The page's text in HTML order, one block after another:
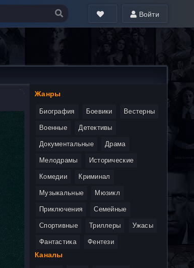
Войти
Жанры
Биография Боевики Вестерны
Военные Детективы
Документальные Драма
Мелодрамы Исторические
Комедии Криминал
Музыкальные Мюзикл
Приключения Семейные
Спортивные Триллеры Ужасы
Фантастика Фентези
Каналы